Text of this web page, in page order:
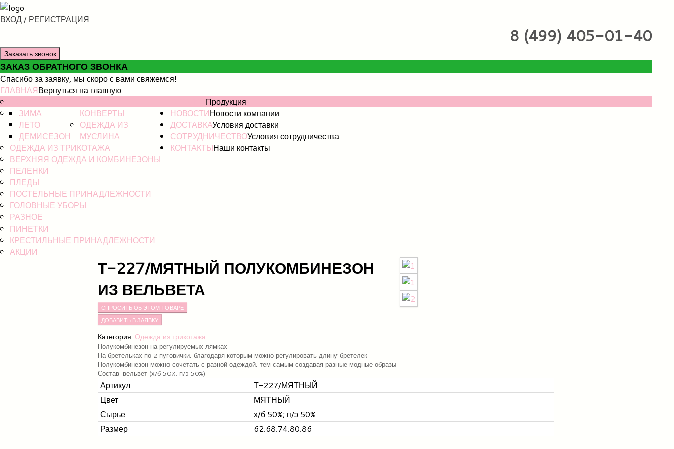
ВХОД / РЕГИСТРАЦИЯ
8 (499) 405-01-40
Заказать звонок
ЗАКАЗ ОБРАТНОГО ЗВОНКА
Спасибо за заявку, мы скоро с вами свяжемся!
ГЛАВНАЯВернуться на главную
Продукция
КОНВЕРТЫ
ЗИМА
ЛЕТО
ДЕМИСЕЗОН
ОДЕЖДА ИЗ
МУСЛИНА
ОДЕЖДА ИЗ ТРИКОТАЖА
ВЕРХНЯЯ ОДЕЖДА И КОМБИНЕЗОНЫ
ПЕЛЕНКИ
ПЛЕДЫ
ПОСТЕЛЬНЫЕ ПРИНАДЛЕЖНОСТИ
ГОЛОВНЫЕ УБОРЫ
РАЗНОЕ
ПИНЕТКИ
КРЕСТИЛЬНЫЕ ПРИНАДЛЕЖНОСТИ
АКЦИИ
НОВОСТИНовости компании
ДОСТАВКАУсловия доставки
СОТРУДНИЧЕСТВОУсловия сотрудничества
КОНТАКТЫНаши контакты
Т-227/МЯТНЫЙ ПОЛУКОМБИНЕЗОН
ИЗ ВЕЛЬВЕТА
СПРОСИТЬ ОБ ЭТОМ ТОВАРЕ
Категория: Одежда из трикотажа
Полукомбинезон на регулируемых лямках.
На бретельках по 2 пуговички, благодаря которым можно регулировать длину бретелек.
Полукомбинезон можно сочетать с разной одеждой, тем самым создавая разные модные образы.
Состав: вельвет (х/б 50%; п/э 50%)
Артикул
Т-227/МЯТНЫЙ
Цвет
МЯТНЫЙ
Сырье
х/б 50%; п/э 50%
Размер
62;68;74;80;86